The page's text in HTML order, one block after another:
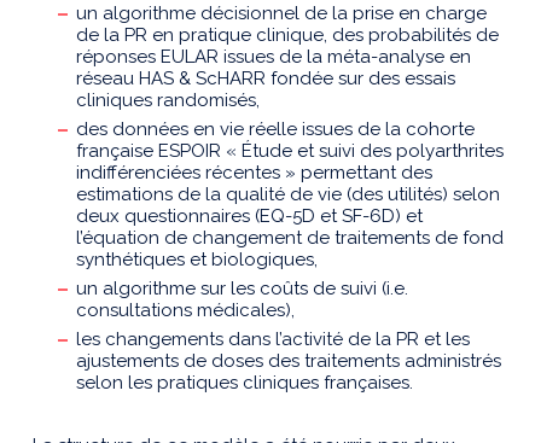
un algorithme décisionnel de la prise en charge
de la PR en pratique clinique, des probabilités de
réponses EULAR issues de la méta-analyse en
réseau HAS & ScHARR fondée sur des essais
cliniques randomisés,
des données en vie réelle issues de la cohorte
française ESPOIR « Étude et suivi des polyarthrites
indifférenciées récentes » permettant des
estimations de la qualité de vie (des utilités) selon
deux questionnaires (EQ-5D et SF-6D) et
l’équation de changement de traitements de fond
synthétiques et biologiques,
un algorithme sur les coûts de suivi (i.e.
consultations médicales),
les changements dans l’activité de la PR et les
ajustements de doses des traitements administrés
selon les pratiques cliniques françaises.